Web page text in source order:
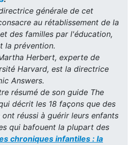
générale de cet
au rétablissement de la
des familles par l'éducation,
la prévention.
Herbert, experte de
Harvard, est la directrice
Answers.
résumé de son guide The
décrit les 18 façons que des
réussi à guérir leurs enfants
qui bafouent la plupart des
chroniques infantiles : la